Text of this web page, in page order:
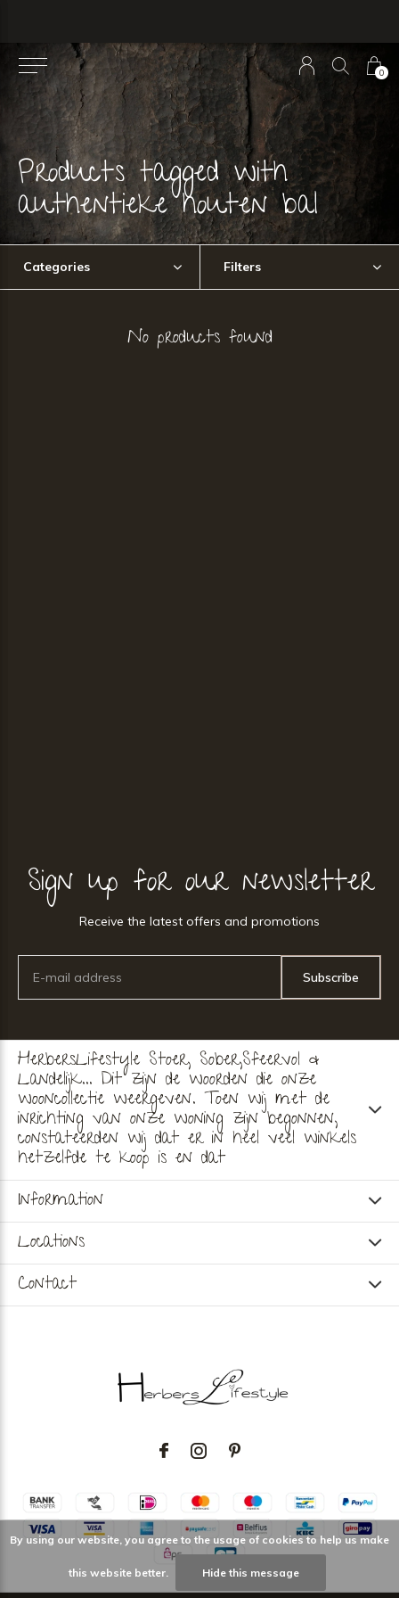
0
Products tagged with
authentieke houten bal
Categories Filters
No products found
Sign up for our newsletter
Receive the latest offers and promotions
Subscribe
HerbersLifestyle Stoer, Sober,Sfeervol &
Landelijk... Dit zijn de woorden die onze
wooncollectie weergeven. Toen wij met de
inrichting van onze woning zijn begonnen,
constateerden wij dat er in heel veel winkels
hetzelfde te koop is en dat
Information
Locations
Contact
By using our website, you agree to the usage of cookies to help us make
this website better. Hide this message